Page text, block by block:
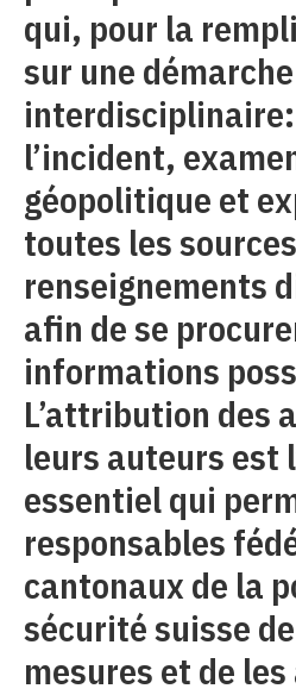
qui, pour la
sur une
l’incident,
géopolitique et
toutes les
renseignements
afin de se
informations
L’attribution des
leurs auteurs est
essentiel qui
responsables
cantonaux de la
sécurité suisse
mesures et de